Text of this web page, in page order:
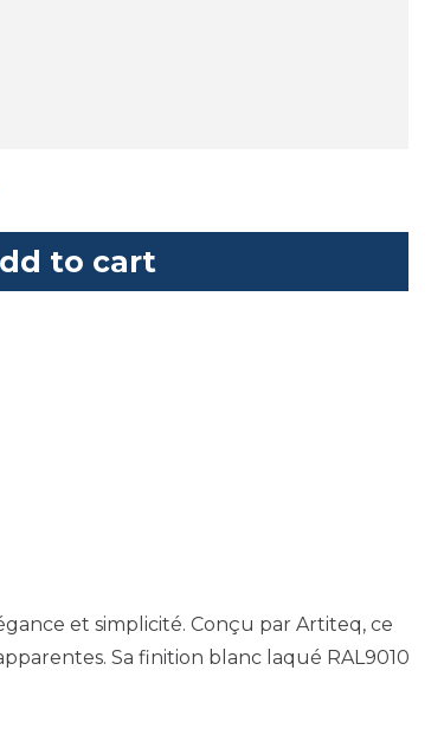
to cart
et simplicité. Conçu par Artiteq, ce
Sa finition blanc laqué RAL9010